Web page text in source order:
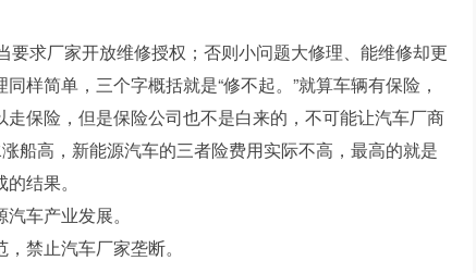
求厂家开放维修授权；否则小问题大修理、能维修却更
样简单，三个字概括就是“修不起。”就算车辆有保险，
保险，但是保险公司也不是白来的，不可能让汽车厂商
船高，新能源汽车的三者险费用实际不高，最高的就是
结果。
车产业发展。
禁止汽车厂家垄断。